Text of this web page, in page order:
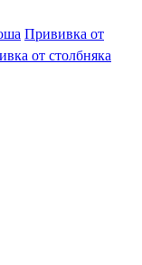
Прививка от
от столбняка